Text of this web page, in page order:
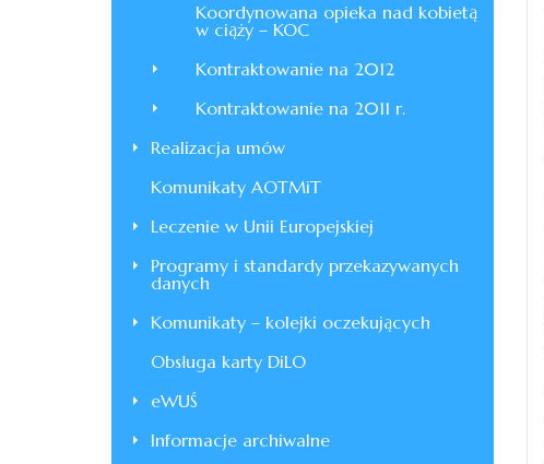
Koordynowana opieka nad kobietą
w ciąży – KOC
Kontraktowanie na 2012
Kontraktowanie na 2011 r.
Realizacja umów
Komunikaty AOTMiT
Leczenie w Unii Europejskiej
Programy i standardy przekazywanych
danych
Komunikaty – kolejki oczekujących
Obsługa karty DiLO
eWUŚ
Informacje archiwalne